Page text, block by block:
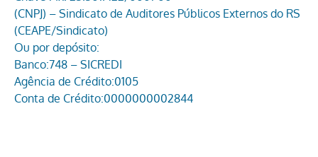
(CNPJ) – Sindicato de Auditores Públicos Externos do RS
(CEAPE/Sindicato)
Ou por depósito:
Banco:748 – SICREDI
Agência de Crédito:0105
Conta de Crédito:0000000002844